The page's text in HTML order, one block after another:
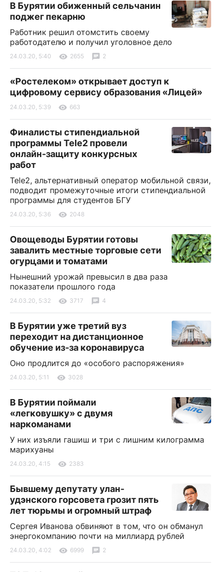
В Бурятии обиженный сельчанин
поджег пекарню
Работник решил отомстить своему
работодателю и получил уголовное дело
24.03.20, 5:40 2655 2
«Ростелеком» открывает доступ к
цифровому сервису образования «Лицей»
24.03.20, 5:39 663
Финалисты стипендиальной
программы Tele2 провели
онлайн-защиту конкурсных
работ
Tele2, альтернативный оператор мобильной связи,
подводит промежуточные итоги стипендиальной
программы для студентов БГУ
24.03.20, 5:36 2048
Овощеводы Бурятии готовы
завалить местные торговые сети
огурцами и томатами
Нынешний урожай превысил в два раза
показатели прошлого года
24.03.20, 5:32 3717 4
В Бурятии уже третий вуз
переходит на дистанционное
обучение из-за коронавируса
Оно продлится до «особого распоряжения»
24.03.20, 5:11 3028
В Бурятии поймали
«легковушку» с двумя
наркоманами
У них изъяли гашиш и три с лишним килограмма
марихуаны
24.03.20, 4:15 2383
Бывшему депутату улан-
удэнского горсовета грозит пять
лет тюрьмы и огромный штраф
Сергея Иванова обвиняют в том, что он обманул
энергокомпанию почти на миллиард рублей
24.03.20, 4:02 6999 2